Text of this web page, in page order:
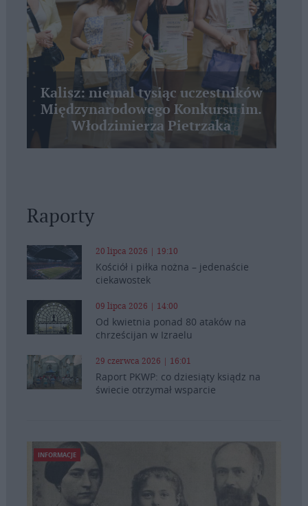
Kalisz: niemal tysiąc uczestników
Międzynarodowego Konkursu im.
Włodzimierza Pietrzaka
Raporty
20 lipca 2026 | 19:10
Kościół i piłka nożna – jedenaście
ciekawostek
09 lipca 2026 | 14:00
Od kwietnia ponad 80 ataków na
chrześcijan w Izraelu
29 czerwca 2026 | 16:01
Raport PKWP: co dziesiąty ksiądz na
świecie otrzymał wsparcie
INFORMACJE